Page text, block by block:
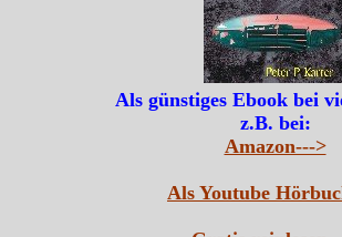
Als günstiges Ebook bei
z.B. bei:
Amazon--->
Als Youtube